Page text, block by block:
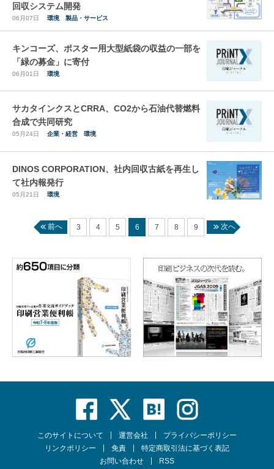
回収システム開発
06月07日 環境 製品・サービス
キンコーズ、ポスター用大型紙袋の収益の一部を
「緑の募金」に寄付
06月01日 環境
サカタインクスとCRRA、CO2から石油代替燃料
合成で共同研究
05月24日 企業・経営 環境
DINOS CORPORATION、社内回収古紙を再生し
て社内報発行
05月21日 環境
前へ 3 4 5 6 7 8 9 次へ
このサイトについて 運営会社
プライバシーポリシー
リンクポリシー
免責
特定商取引法に基づく表記
お問い合わせ
RSS